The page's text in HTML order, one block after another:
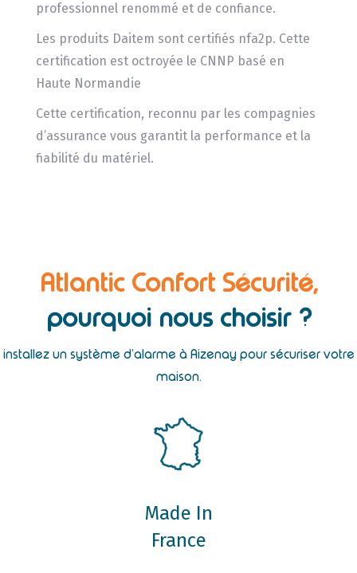
professionnel renommé et de confiance.
Les produits Daitem sont certifiés nfa2p. Cette
certification est octroyée le CNNP basé en
Haute Normandie
Cette certification, reconnu par les compagnies
d’assurance vous garantit la performance et la
fiabilité du matériel.
Atlantic Confort Sécurité,
pourquoi nous choisir ?
installez un système d’alarme à Aizenay pour sécuriser votre
maison.
Made In
France